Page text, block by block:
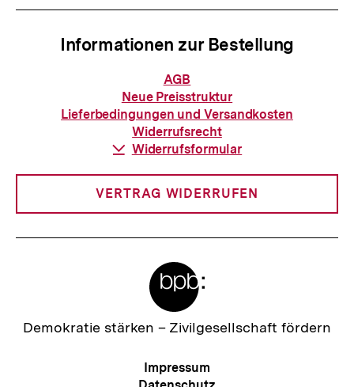
Informationen zur Bestellung
Informationen
zur
Bestellung
AGB
Neue Preisstruktur
Lieferbedingungen und Versandkosten
Widerrufsrecht
Download-
Widerrufsformular
VERTRAG WIDERRUFEN
Zur
Demokratie stärken – Zivilgesellschaft fördern
Meta-
Navigation
Impressum